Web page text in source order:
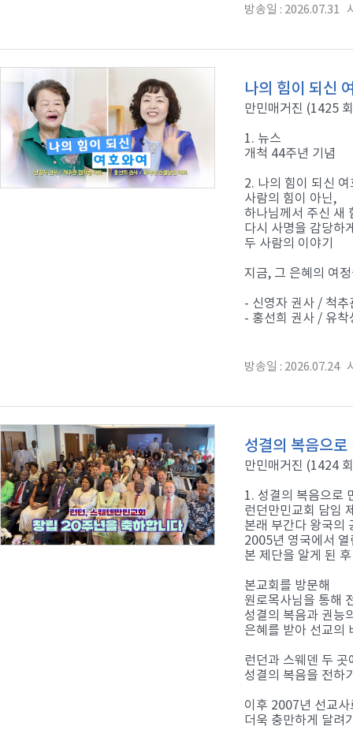
방송일 : 2026.07.31
나의 힘이 되신
만민매거진 (1425
1. 뉴스
개척 44주년 기념
2. 나의 힘이 되신
사람의 힘이 아닌,
하나님께서 주신 새
다시 사명을 감당하
두 사람의 이야기
지금, 그 은혜의 여
- 신영자 권사 / 척추
- 홍선희 권사 / 유
방송일 : 2026.07.24
성결의 복음으
만민매거진 (1424
1. 성결의 복음으로
런던만민교회 담임
본래 부간다 왕국의
2005년 영국에서
본 제단을 알게 된 후
본교회를 방문해
원로목사님을 통해
성결의 복음과 권능
은혜를 받아 선교의
런던과 스웨덴 두 곳
성결의 복음을 전하
이후 2007년 선교
더욱 충만하게 달려